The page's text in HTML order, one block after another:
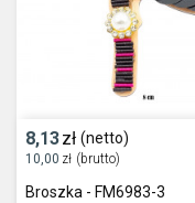
8,13zł (netto)
10,00 zł (brutto)
Broszka - FM6983-3